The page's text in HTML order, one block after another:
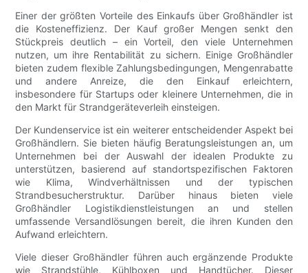
Einer der größten Vorteile des Einkaufs über Großhändler ist
die Kosteneffizienz. Der Kauf großer Mengen senkt den
Stückpreis deutlich – ein Vorteil, den viele Unternehmen
nutzen, um ihre Rentabilität zu sichern. Einige Großhändler
bieten zudem flexible Zahlungsbedingungen, Mengenrabatte
und andere Anreize, die den Einkauf erleichtern,
insbesondere für Startups oder kleinere Unternehmen, die in
den Markt für Strandgeräteverleih einsteigen.
Der Kundenservice ist ein weiterer entscheidender Aspekt bei
Großhändlern. Sie bieten häufig Beratungsleistungen an, um
Unternehmen bei der Auswahl der idealen Produkte zu
unterstützen, basierend auf standortspezifischen Faktoren
wie Klima, Windverhältnissen und der typischen
Strandbesucherstruktur. Darüber hinaus bieten viele
Großhändler Logistikdienstleistungen an und stellen
umfassende Versandlösungen bereit, die ihren Kunden den
Aufwand erleichtern.
Viele dieser Großhändler führen auch ergänzende Produkte
wie Strandstühle, Kühlboxen und Handtücher. Dieser